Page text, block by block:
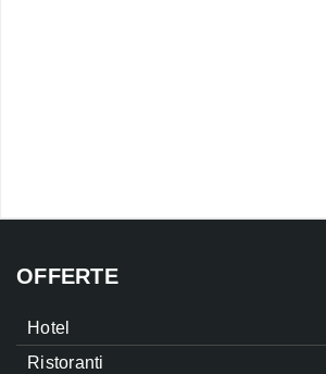
OFFERTE
Hotel
Ristoranti